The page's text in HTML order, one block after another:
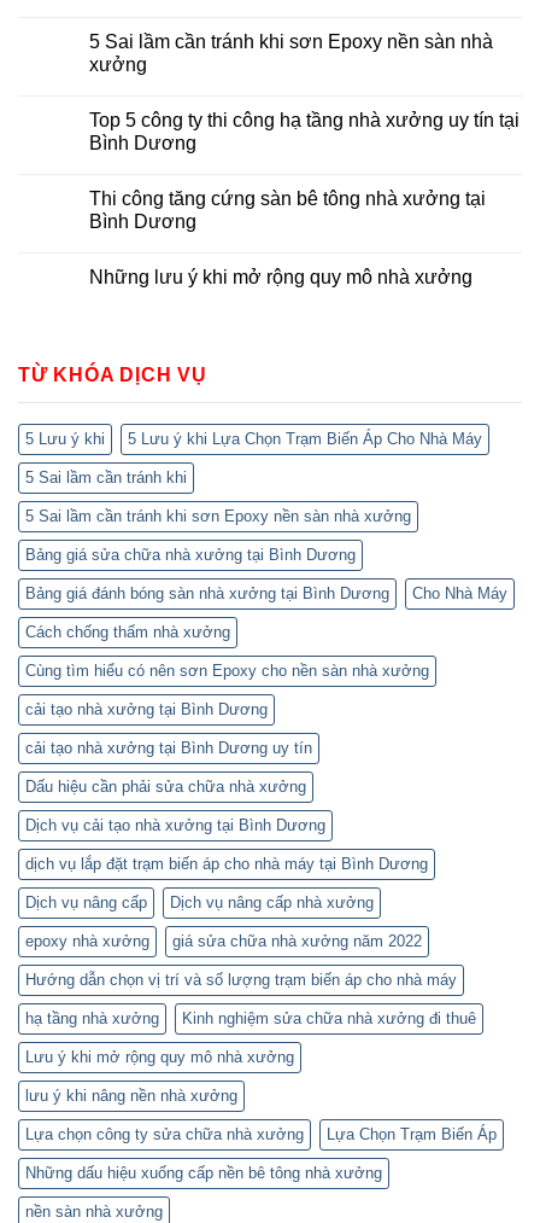
5 Sai lầm cần tránh khi sơn Epoxy nền sàn nhà
xưởng
Top 5 công ty thi công hạ tầng nhà xưởng uy tín tại
Bình Dương
Thi công tăng cứng sàn bê tông nhà xưởng tại
Bình Dương
Những lưu ý khi mở rộng quy mô nhà xưởng
TỪ KHÓA DỊCH VỤ
5 Lưu ý khi 5 Lưu ý khi Lựa Chọn Trạm Biến Áp Cho Nhà Máy
5 Sai lầm cần tránh khi
5 Sai lầm cần tránh khi sơn Epoxy nền sàn nhà xưởng
Bảng giá sửa chữa nhà xưởng tại Bình Dương
Bảng giá đánh bóng sàn nhà xưởng tại Bình Dương Cho Nhà Máy
Cách chống thấm nhà xưởng
Cùng tìm hiểu có nên sơn Epoxy cho nền sàn nhà xưởng
cải tạo nhà xưởng tại Bình Dương
cải tạo nhà xưởng tại Bình Dương uy tín
Dấu hiệu cần phải sửa chữa nhà xưởng
Dịch vụ cải tạo nhà xưởng tại Bình Dương
dịch vụ lắp đặt trạm biến áp cho nhà máy tại Bình Dương
Dịch vụ nâng cấp Dịch vụ nâng cấp nhà xưởng
epoxy nhà xưởng giá sửa chữa nhà xưởng năm 2022
Hướng dẫn chọn vị trí và số lượng trạm biến áp cho nhà máy
hạ tầng nhà xưởng Kinh nghiệm sửa chữa nhà xưởng đi thuê
Lưu ý khi mở rộng quy mô nhà xưởng
lưu ý khi nâng nền nhà xưởng
Lựa chọn công ty sửa chữa nhà xưởng Lựa Chọn Trạm Biến Áp
Những dấu hiệu xuống cấp nền bê tông nhà xưởng
nền sàn nhà xưởng